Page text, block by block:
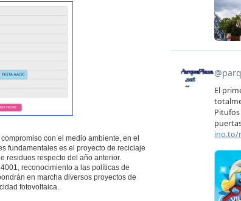
con el medio ambiente, en el
fundamentales es el proyecto de reciclaje
residuos respecto del año anterior.
reconocimiento a las políticas de
en marcha diversos proyectos de
fotovoltaica.